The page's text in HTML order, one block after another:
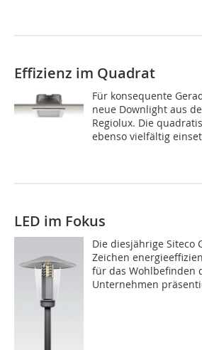
Effizienz im Quadrat
Für konsequente
neue Downlight aus
Regiolux. Die
ebenso vielfältig
LED im Fokus
Die diesjährige Siteco
Zeichen
für das Wohlbefinden
Unternehmen